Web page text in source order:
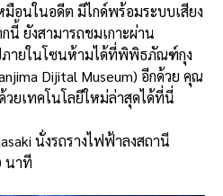
มือนในอดีต มีไกด์พร้อมระบบเสียง
นี้ ยังสามารถชมเกาะผ่าน
ภายในโซนห้ามได้ที่พิพิธภัณฑ์กุง
Dijital Museum) อีกด้วย คุณ
ยเทคโนโลยีใหม่ล่าสุดได้ที่นี่
นั่งรถรางไฟฟ้าลงสถานี
นาที